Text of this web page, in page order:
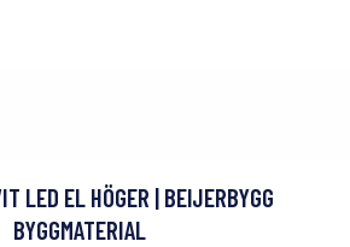
LED EL HÖGER | BEIJERBYGG
BYGGMATERIAL